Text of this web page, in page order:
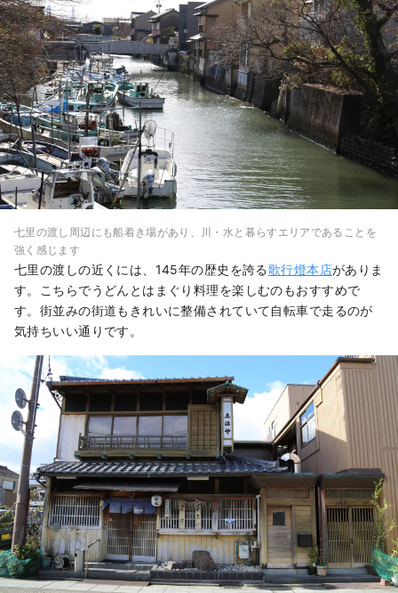
七里の渡し周辺にも船着き場があり、川・水と暮らすエリアであることを
強く感じます
七里の渡しの近くには、145年の歴史を誇る歌行燈本店がありま
す。こちらでうどんとはまぐり料理を楽しむのもおすすめで
す。街並みの街道もきれいに整備されていて自転車で走るのが
気持ちいい通りです。